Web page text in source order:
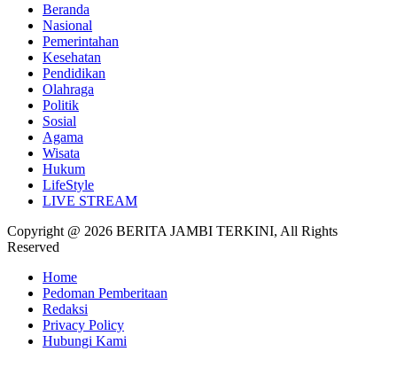
Beranda
Nasional
Pemerintahan
Kesehatan
Pendidikan
Olahraga
Politik
Sosial
Agama
Wisata
Hukum
LifeStyle
LIVE STREAM
Copyright @ 2026 BERITA JAMBI TERKINI, All Rights
Reserved
Home
Pedoman Pemberitaan
Redaksi
Privacy Policy
Hubungi Kami